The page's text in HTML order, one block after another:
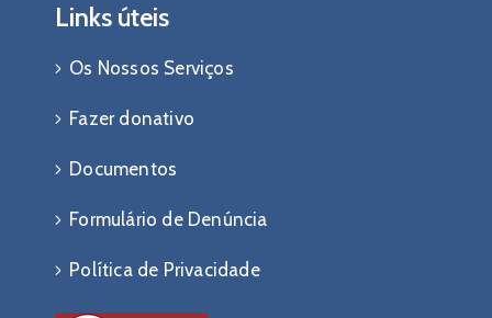
Links úteis
Os Nossos Serviços
Fazer donativo
Documentos
Formulário de Denúncia
Política de Privacidade